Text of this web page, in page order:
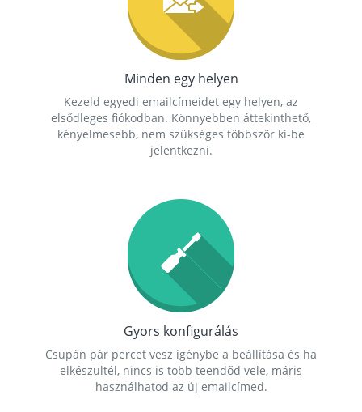
Minden egy helyen
Kezeld egyedi emailcímeidet egy helyen, az
elsődleges fiókodban. Könnyebben áttekinthető,
kényelmesebb, nem szükséges többször ki-be
jelentkezni.
Gyors konfigurálás
Csupán pár percet vesz igénybe a beállítása és ha
elkészültél, nincs is több teendőd vele, máris
használhatod az új emailcímed.